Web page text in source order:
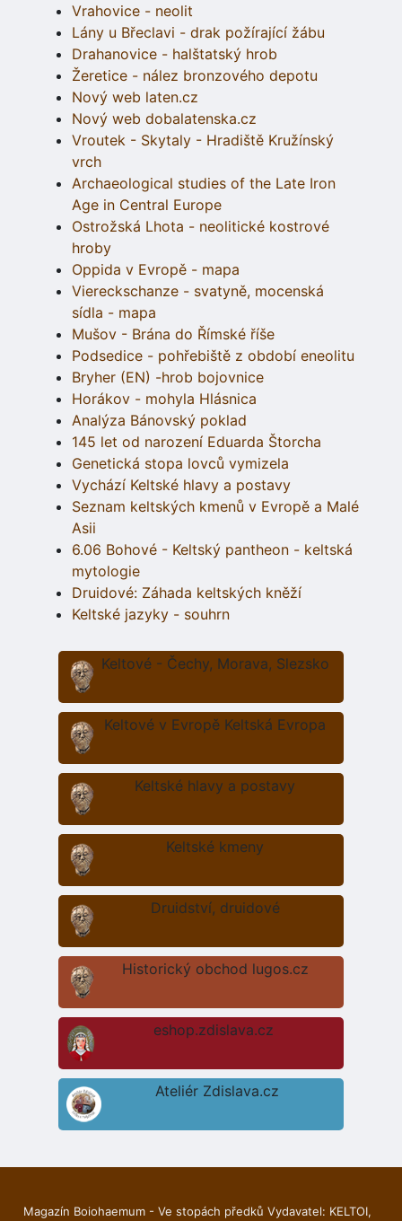
Vrahovice - neolit
Lány u Břeclavi - drak požírající žábu
Drahanovice - halštatský hrob
Žeretice - nález bronzového depotu
Nový web laten.cz
Nový web dobalatenska.cz
Vroutek - Skytaly - Hradiště Kružínský
vrch
Archaeological studies of the Late Iron
Age in Central Europe
Ostrožská Lhota - neolitické kostrové
hroby
Oppida v Evropě - mapa
Viereckschanze - svatyně, mocenská
sídla - mapa
Mušov - Brána do Římské říše
Podsedice - pohřebiště z období eneolitu
Bryher (EN) -hrob bojovnice
Horákov - mohyla Hlásnica
Analýza Bánovský poklad
145 let od narození Eduarda Štorcha
Genetická stopa lovců vymizela
Vychází Keltské hlavy a postavy
Seznam keltských kmenů v Evropě a Malé
Asii
6.06 Bohové - Keltský pantheon - keltská
mytologie
Druidové: Záhada keltských kněží
Keltské jazyky - souhrn
Keltové - Čechy, Morava, Slezsko
Keltové v Evropě Keltská Evropa
Keltské hlavy a postavy
Keltské kmeny
Druidství, druidové
Historický obchod lugos.cz
eshop.zdislava.cz
Ateliér Zdislava.cz
Magazín Boiohaemum - Ve stopách předků Vydavatel: KELTOI,